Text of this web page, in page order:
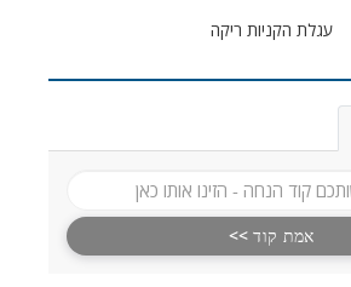
עגלת הקניות ריקה
אמת קוד >>